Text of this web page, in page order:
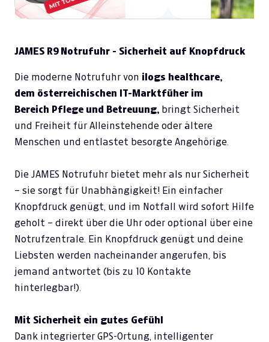
JAMES R9 Notrufuhr - Sicherheit auf Knopfdruck
Die moderne Notrufuhr von ilogs healthcare,
dem österreichischen IT-Marktfüher im
Bereich Pflege und Betreuung, bringt Sicherheit
und Freiheit für Alleinstehende oder ältere
Menschen und entlastet besorgte Angehörige.
Die JAMES Notrufuhr bietet mehr als nur Sicherheit
– sie sorgt für Unabhängigkeit! Ein einfacher
Knopfdruck genügt, und im Notfall wird sofort Hilfe
geholt – direkt über die Uhr oder optional über eine
Notrufzentrale. Ein Knopfdruck genügt und deine
Liebsten werden nacheinander angerufen, bis
jemand antwortet (bis zu 10 Kontakte
hinterlegbar!).
Mit Sicherheit ein gutes Gefühl
Dank integrierter GPS-Ortung, intelligenter